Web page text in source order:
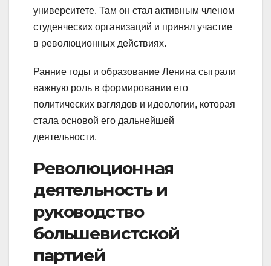
университете. Там он стал активным членом
студенческих организаций и принял участие
в революционных действиях.
Ранние годы и образование Ленина сыграли
важную роль в формировании его
политических взглядов и идеологии, которая
стала основой его дальнейшей
деятельности.
Революционная
деятельность и
руководство
большевистской
партией